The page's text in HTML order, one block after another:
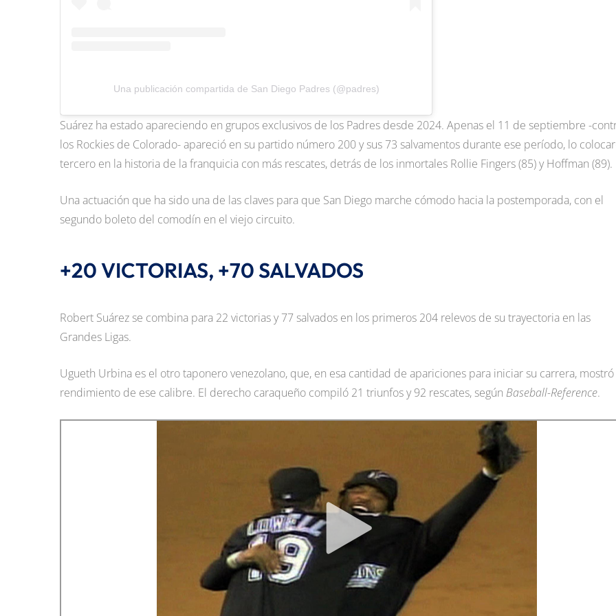
Una publicación compartida de San Diego Padres (@padres)
Suárez ha estado apareciendo en grupos exclusivos de los Padres desde 2024. Apenas el 11 de septiembre -
los Rockies de Colorado- apareció en su partido número 200 y sus 73 salvamentos durante ese período, lo
tercero en la historia de la franquicia con más rescates, detrás de los inmortales Rollie Fingers (85) y Hoffman (89).
Una actuación que ha sido una de las claves para que San Diego marche cómodo hacia la postemporada, con el
segundo boleto del comodín en el viejo circuito.
+20 VICTORIAS, +70 SALVADOS
Robert Suárez se combina para 22 victorias y 77 salvados en los primeros 204 relevos de su trayectoria en las
Grandes Ligas.
Ugueth Urbina es el otro taponero venezolano, que, en esa cantidad de apariciones para iniciar su carrera,
rendimiento de ese calibre. El derecho caraqueño compiló 21 triunfos y 92 rescates, según Baseball-Reference.